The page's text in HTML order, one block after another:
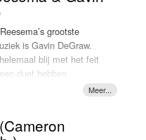
grootste
is Gavin DeGraw.
blij met het feit
duet hebben
gaat om een nieuwe
'Als je voor me staat'.